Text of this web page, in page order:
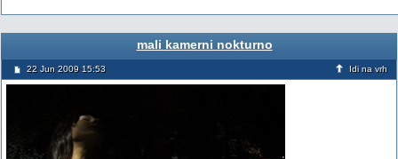
mali kamerni nokturno
22 Jun 2009 15:53 Idi na vrh